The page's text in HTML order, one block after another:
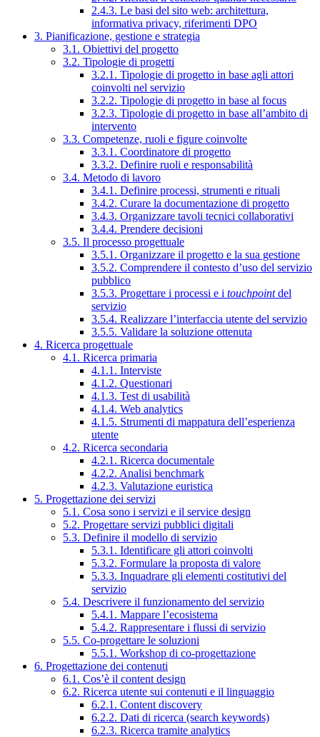
2.4.3. Le basi del sito web: architettura,
informativa privacy, riferimenti DPO
3. Pianificazione, gestione e strategia
3.1. Obiettivi del progetto
3.2. Tipologie di progetti
3.2.1. Tipologie di progetto in base agli attori
coinvolti nel servizio
3.2.2. Tipologie di progetto in base al focus
3.2.3. Tipologie di progetto in base all’ambito di
intervento
3.3. Competenze, ruoli e figure coinvolte
3.3.1. Coordinatore di progetto
3.3.2. Definire ruoli e responsabilità
3.4. Metodo di lavoro
3.4.1. Definire processi, strumenti e rituali
3.4.2. Curare la documentazione di progetto
3.4.3. Organizzare tavoli tecnici collaborativi
3.4.4. Prendere decisioni
3.5. Il processo progettuale
3.5.1. Organizzare il progetto e la sua gestione
3.5.2. Comprendere il contesto d’uso del servizio
pubblico
3.5.3. Progettare i processi e i touchpointdel
servizio
3.5.4. Realizzare l’interfaccia utente del servizio
3.5.5. Validare la soluzione ottenuta
4. Ricerca progettuale
4.1. Ricerca primaria
4.1.1. Interviste
4.1.2. Questionari
4.1.3. Test di usabilità
4.1.4. Web analytics
4.1.5. Strumenti di mappatura dell’esperienza
utente
4.2. Ricerca secondaria
4.2.1. Ricerca documentale
4.2.2. Analisi benchmark
4.2.3. Valutazione euristica
5. Progettazione dei servizi
5.1. Cosa sono i servizi e il service design
5.2. Progettare servizi pubblici digitali
5.3. Definire il modello di servizio
5.3.1. Identificare gli attori coinvolti
5.3.2. Formulare la proposta di valore
5.3.3. Inquadrare gli elementi costitutivi del
servizio
5.4. Descrivere il funzionamento del servizio
5.4.1. Mappare l’ecosistema
5.4.2. Rappresentare i flussi di servizio
5.5. Co-progettare le soluzioni
5.5.1. Workshop di co-progettazione
6. Progettazione dei contenuti
6.1. Cos’è il content design
6.2. Ricerca utente sui contenuti e il linguaggio
6.2.1. Content discovery
6.2.2. Dati di ricerca (search keywords)
6.2.3. Ricerca tramite analytics